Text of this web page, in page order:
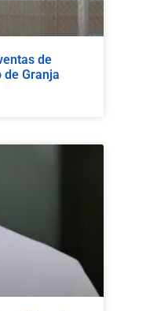
de
Granja